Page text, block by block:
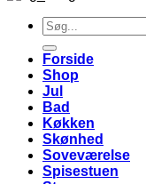
Søg
efter:
Forside
Shop
Jul
Bad
Køkken
Skønhed
Soveværelse
Spisestuen